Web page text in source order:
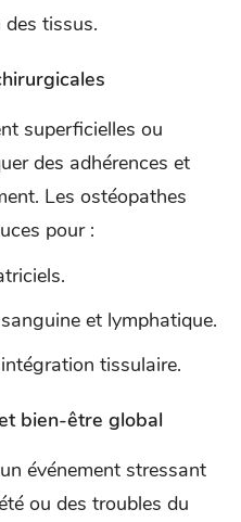
des tissus.
superficielles ou
des adhérences et
Les ostéopathes
pour :
et lymphatique.
tissulaire.
bien-être global
événement stressant
ou des troubles du